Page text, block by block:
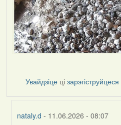
Увайдзіце цізарэгіструйцеся
nataly.d - 11.06.2026 - 08:07